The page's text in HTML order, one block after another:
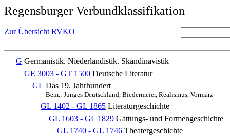
Regensburger Verbundklassifikation
Zur Übersicht RVKO
G Germanistik. Niederlandistik. Skandinavistik
GE 3003 - GT 1500 Deutsche Literatur
GL Das 19. Jahrhundert
Bem.: Junges Deutschland, Biedermeier, Realismus, Vormärz
GL 1402 - GL 1865 Literaturgeschichte
GL 1603 - GL 1829 Gattungs- und Formengeschichte
GL 1740 - GL 1746 Theatergeschichte